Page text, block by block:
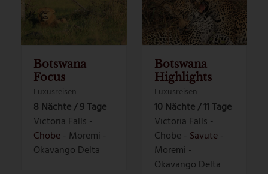
Botswana
Focus
Luxusreisen
8 Nächte / 9 Tage
Victoria Falls -
Chobe- Moremi -
Okavango Delta
Botswana
Highlights
Luxusreisen
10 Nächte / 11 Tage
Victoria Falls -
Chobe - Savute-
Moremi -
Okavango Delta